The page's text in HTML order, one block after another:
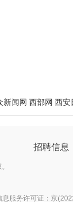
新闻网 西部网 西安
招聘信息
息服务许可证：京